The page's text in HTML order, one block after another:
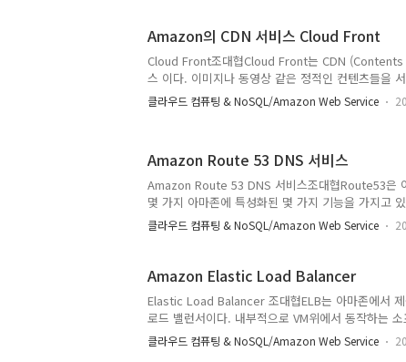
리면되기 때문에, 아무래도 관리가 편리하다. 그러면
해도, 개발 트렌드의 중심은 기업체에서 개발하는
네이버와 같은 서비스..
Amazon의 CDN 서비스 Cloud Front
Cloud Front조대협Cloud Front는 CDN
스 이다. 이미지나 동영상 같은 정적인 컨텐츠들을
데이타 센터에서 서비스를 하게 되면, 네트워크
되기 때문에, 전세계의 여러 개의 데이타 센터에 서
설치하고 서비스를 제공하느냐, 각 edge node의 네
충분하느냐가 서비스의 품질을 결정하는데, 세계
의 업체가 유명하다.아마존의 경..
클라우드 컴퓨팅 & NoSQL/Amazon Web Service
Amazon Route 53 DNS 서비스
Amazon Route 53 DNS 서비스조대협Route53은
몇 가지 아마존에 특성화된 몇 가지 기능을 가지고
보자.DNS는 domain name (www.example.com)
한 맵핑 정보를 저장해 놓는 파일을 DNS Zone file
해당 DNS 서버 자체의 설정 정보를 정의 한다.
클라우드 컴퓨팅 & NoSQL/Amazon Web Service
Amazon Elastic Load Balancer
Elastic Load Balancer 조대협ELB는 아마존에서
로드 밸런서이다. 내부적으로 VM위에서 동작하는
아마존 환경에 맞춰서 최적화 되어 있다. Multiple
으로 multiple zone을 지원한다. ELB 생성시, ELB
클라우드 컴퓨팅 & NoSQL/Amazon Web Service